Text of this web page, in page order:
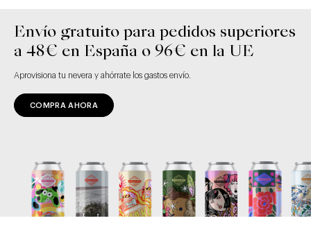
Envío gratuito para pedidos superiores
a 48€ en España o 96€ en la UE
Aprovisiona tu nevera y ahórrate los gastos envío.
COMPRA AHORA